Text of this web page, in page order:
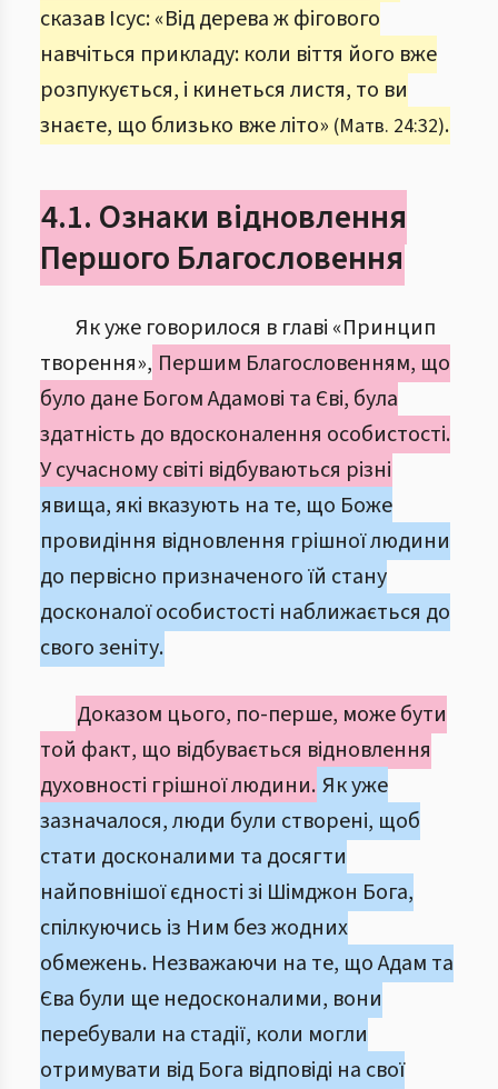
сказав Ісус: «Від дерева ж фігового
навчіться прикладу: коли віття його вже
розпукується, і кинеться листя, то ви
знаєте, що близько вже літо» (Матв. 24:32).
4.1. Ознаки відновлення
Першого Благословення
Як уже говорилося в главі «Принцип
творення», Першим Благословенням, що
було дане Богом Адамові та Єві, була
здатність до вдосконалення особистості.
У сучасному світі відбуваються різні
явища, які вказують на те, що Боже
провидіння відновлення грішної людини
до первісно призначеного їй стану
досконалої особистості наближається до
свого зеніту.
Доказом цього, по-перше, може бути
той факт, що відбувається відновлення
духовності грішної людини. Як уже
зазначалося, люди були створені, щоб
стати досконалими та досягти
найповнішої єдності зі Шімджон Бога,
спілкуючись із Ним без жодних
обмежень. Незважаючи на те, що Адам та
Єва були ще недосконалими, вони
перебували на стадії, коли могли
отримувати від Бога відповіді на свої